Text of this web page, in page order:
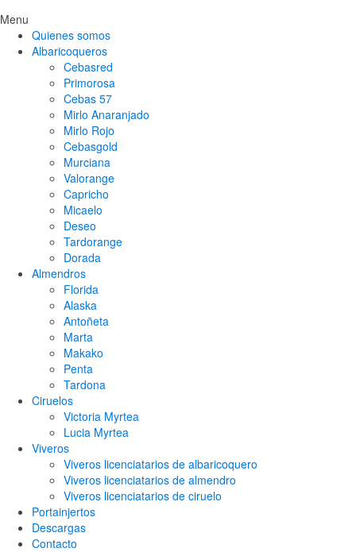
Menu
Quienes somos
Albaricoqueros
Cebasred
Primorosa
Cebas 57
Mirlo Anaranjado
Mirlo Rojo
Cebasgold
Murciana
Valorange
Capricho
Micaelo
Deseo
Tardorange
Dorada
Almendros
Florida
Alaska
Antoñeta
Marta
Makako
Penta
Tardona
Ciruelos
Victoria Myrtea
Lucia Myrtea
Viveros
Viveros licenciatarios de albaricoquero​
Viveros licenciatarios de almendro​
Viveros licenciatarios de ciruelo
Portainjertos
Descargas
Contacto